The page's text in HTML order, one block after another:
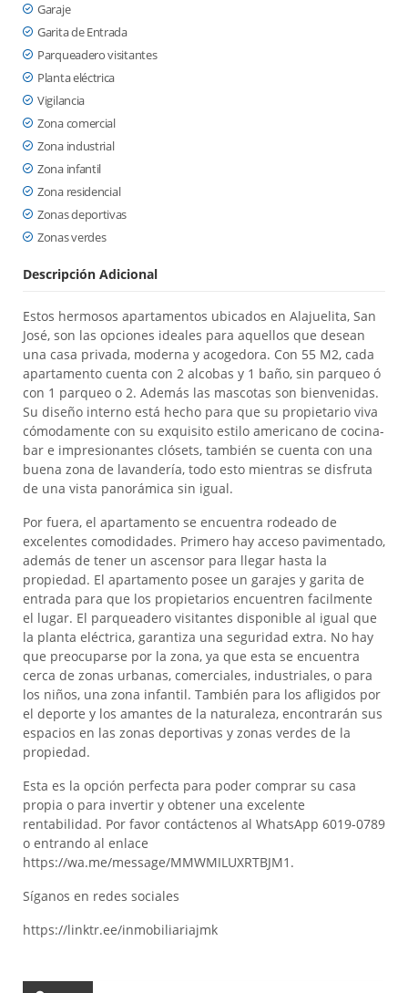
Garaje
Garita de Entrada
Parqueadero visitantes
Planta eléctrica
Vigilancia
Zona comercial
Zona industrial
Zona infantil
Zona residencial
Zonas deportivas
Zonas verdes
Descripción Adicional
Estos hermosos apartamentos ubicados en Alajuelita, San
José, son las opciones ideales para aquellos que desean
una casa privada, moderna y acogedora. Con 55 M2, cada
apartamento cuenta con 2 alcobas y 1 baño, sin parqueo ó
con 1 parqueo o 2. Además las mascotas son bienvenidas.
Su diseño interno está hecho para que su propietario viva
cómodamente con su exquisito estilo americano de cocina-
bar e impresionantes clósets, también se cuenta con una
buena zona de lavandería, todo esto mientras se disfruta
de una vista panorámica sin igual.
Por fuera, el apartamento se encuentra rodeado de
excelentes comodidades. Primero hay acceso pavimentado,
además de tener un ascensor para llegar hasta la
propiedad. El apartamento posee un garajes y garita de
entrada para que los propietarios encuentren facilmente
el lugar. El parqueadero visitantes disponible al igual que
la planta eléctrica, garantiza una seguridad extra. No hay
que preocuparse por la zona, ya que esta se encuentra
cerca de zonas urbanas, comerciales, industriales, o para
los niños, una zona infantil. También para los afligidos por
el deporte y los amantes de la naturaleza, encontrarán sus
espacios en las zonas deportivas y zonas verdes de la
propiedad.
Esta es la opción perfecta para poder comprar su casa
propia o para invertir y obtener una excelente
rentabilidad. Por favor contáctenos al WhatsApp 6019-0789
o entrando al enlace
https://wa.me/message/MMWMILUXRTBJM1.
Síganos en redes sociales
https://linktr.ee/inmobiliariajmk